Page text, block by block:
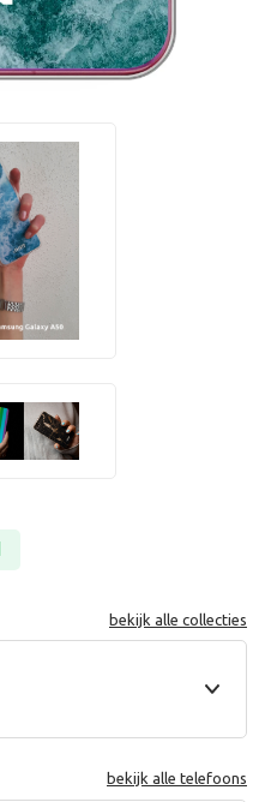
bekijk alle collecties
bekijk alle telefoons